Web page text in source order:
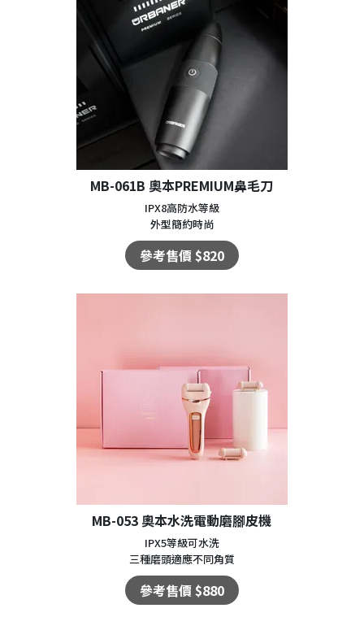
MB-061B 奧本PREMIUM鼻毛刀
IPX8高防水等級
外型簡約時尚
參考售價 $820
MB-053 奧本水洗電動磨腳皮機
IPX5等級可水洗
三種磨頭適應不同角質
參考售價 $880